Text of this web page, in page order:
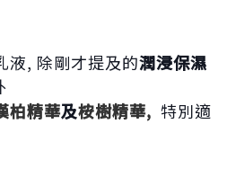
液, 除剛才提及的潤浸保濕
柏精華及桉樹精華, 特別適